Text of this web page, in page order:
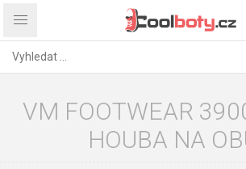
VM FOOTWEAR
HOUBA NA